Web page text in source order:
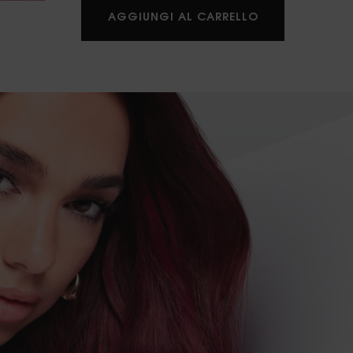
AGGIUNGI AL CARRELLO